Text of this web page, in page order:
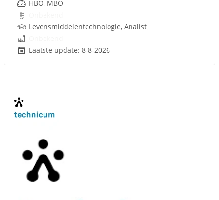
HBO, MBO
Levensmiddelentechnologie, Analist
Laatste update: 8-8-2026